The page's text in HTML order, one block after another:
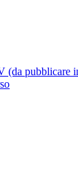
(da pubblicare